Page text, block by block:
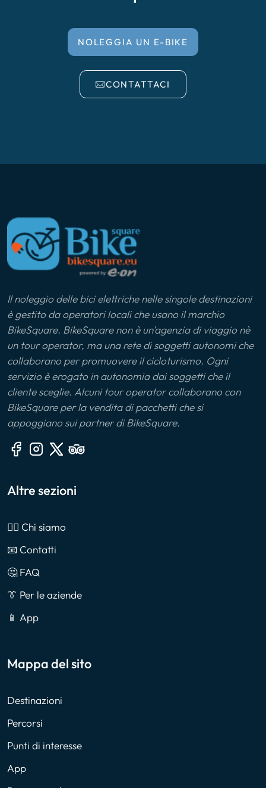
NOLEGGIA UN E-BIKE
CONTATTACI
Il noleggio delle bici elettriche nelle singole destinazioni
è gestito da operatori locali che usano il marchio
BikeSquare. BikeSquare non è un'agenzia di viaggio nè
un tour operator, ma una rete di soggetti autonomi che
collaborano per promuovere il cicloturismo. Ogni
servizio è erogato in autonomia dai soggetti che il
cliente sceglie. Alcuni tour operator collaborano con
BikeSquare per la vendita di pacchetti che si
appoggiano sui partner di BikeSquare.
Altre sezioni
🙎‍♂️ Chi siamo
📧 Contatti
🤔 FAQ
👔 Per le aziende
📱 App
Mappa del sito
Destinazioni
Percorsi
Punti di interesse
App